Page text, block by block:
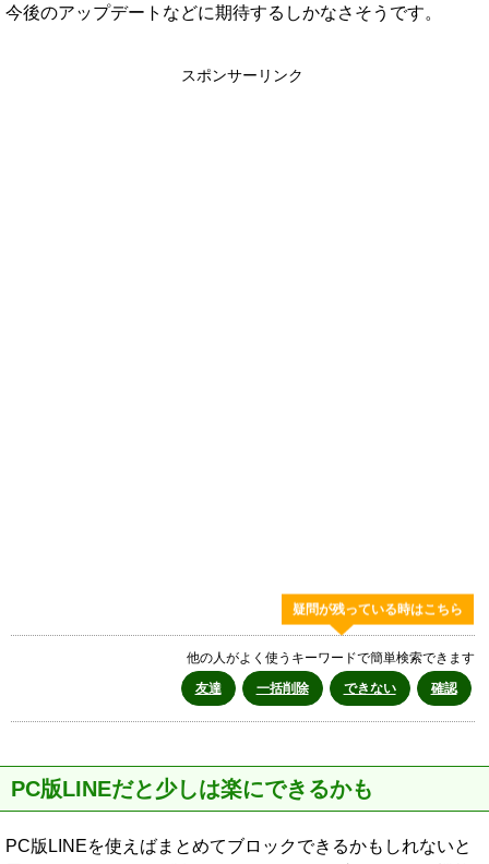
今後のアップデートなどに期待するしかなさそうです。
スポンサーリンク
疑問が残っている時はこちら
他の人がよく使うキーワードで簡単検索できます
友達
一括削除 できない 確認
PC版LINEだと少しは楽にできるかも
PC版LINEを使えばまとめてブロックできるかもしれないと